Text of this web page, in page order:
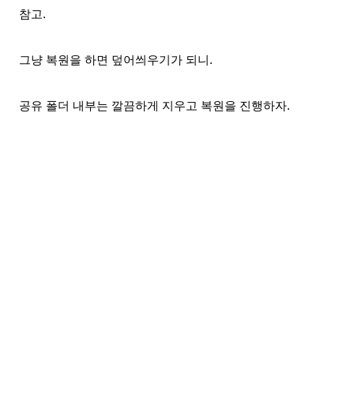
참고.
그냥 복원을 하면 덮어씌우기가 되니.
공유 폴더 내부는 깔끔하게 지우고 복원을 진행하자.